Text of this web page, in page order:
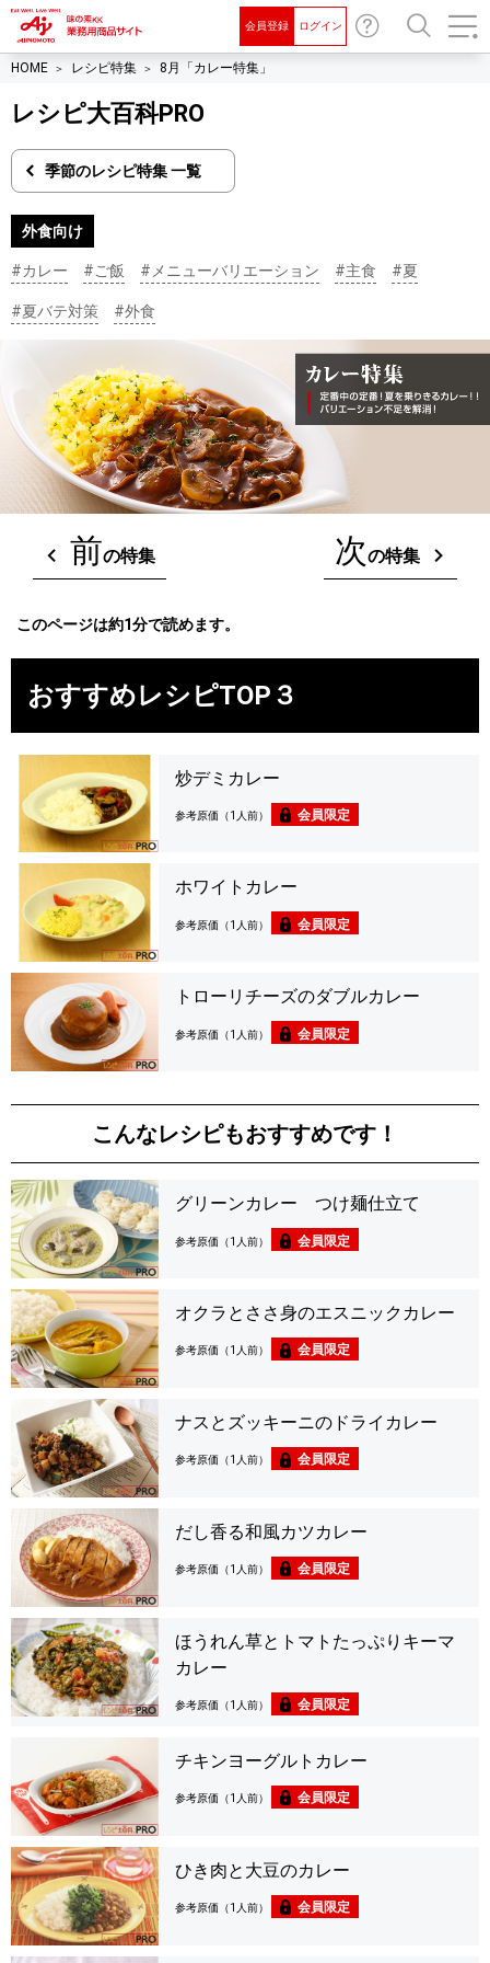
会員登録 ログイン
HOME レシピ特集 8月「カレー特集」
レシピ大百科PRO
季節のレシピ特集 一覧
外食向け
#カレー #ご飯 #メニューバリエーション #主食 #夏
#夏バテ対策 #外食
前の特集 次の特集
このページは約1分で読めます。
おすすめレシピTOP３
炒デミカレー
参考原価（1人前） 会員限定
ホワイトカレー
参考原価（1人前） 会員限定
トローリチーズのダブルカレー
参考原価（1人前） 会員限定
こんなレシピもおすすめです！
グリーンカレー つけ麺仕立て
参考原価（1人前） 会員限定
オクラとささ身のエスニックカレー
参考原価（1人前） 会員限定
ナスとズッキーニのドライカレー
参考原価（1人前） 会員限定
だし香る和風カツカレー
参考原価（1人前） 会員限定
ほうれん草とトマトたっぷりキーマ
カレー
参考原価（1人前） 会員限定
チキンヨーグルトカレー
参考原価（1人前） 会員限定
ひき肉と大豆のカレー
参考原価（1人前） 会員限定